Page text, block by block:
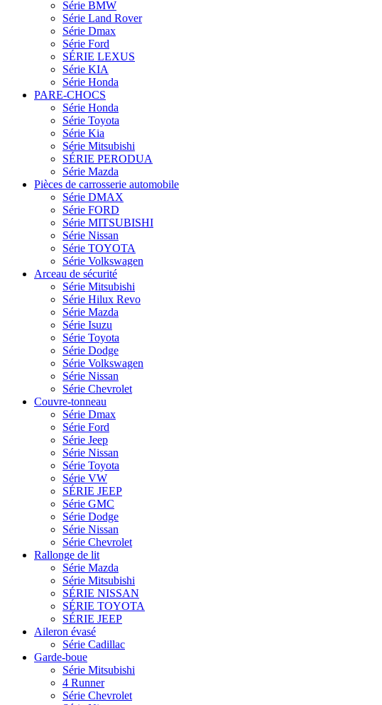
Série BMW
Série Land Rover
Série Dmax
Série Ford
SÉRIE LEXUS
Série KIA
Série Honda
PARE-CHOCS
Série Honda
Série Toyota
Série Kia
Série Mitsubishi
SÉRIE PERODUA
Série Mazda
Pièces de carrosserie automobile
Série DMAX
Série FORD
Série MITSUBISHI
Série Nissan
Série TOYOTA
Série Volkswagen
Arceau de sécurité
Série Mitsubishi
Série Hilux Revo
Série Mazda
Série Isuzu
Série Toyota
Série Dodge
Série Volkswagen
Série Nissan
Série Chevrolet
Couvre-tonneau
Série Dmax
Série Ford
Série Jeep
Série Nissan
Série Toyota
Série VW
SÉRIE JEEP
Série GMC
Série Dodge
Série Nissan
Série Chevrolet
Rallonge de lit
Série Mazda
Série Mitsubishi
SÉRIE NISSAN
SÉRIE TOYOTA
SÉRIE JEEP
Aileron évasé
Série Cadillac
Garde-boue
Série Mitsubishi
4 Runner
Série Chevrolet